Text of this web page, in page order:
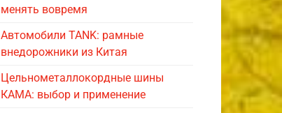
менять вовремя
Автомобили TANK: рамные
внедорожники из Китая
Цельнометаллокордные шины
КАМА: выбор и применение